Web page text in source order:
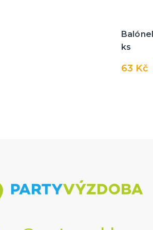
ks
63 Kč